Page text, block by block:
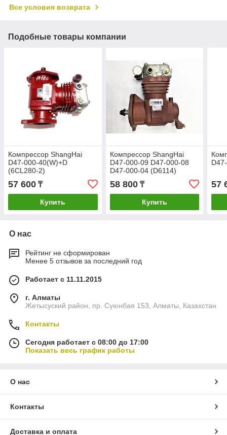
Все условия возврата
Подобные товары компании
Компрессор ShangHai
D47-000-40(W)+D
(6CL280-2)
57 600 ₸
Купить
Компрессор ShangHai
D47-000-09 D47-000-08
D47-000-04 (D6114)
58 800₸
Купить
57
О нас
Рейтинг не сформирован
Менее 5 отзывов за последний год
Работает с 11.11.2015
г. Алматы
Жетысуский район, пр. Суюнбая 153, Алматы, Казахстан
Контакты
Сегодня работает с 08:00 до 17:00
Показать весь график работы
О нас
Контакты
Доставка и оплата